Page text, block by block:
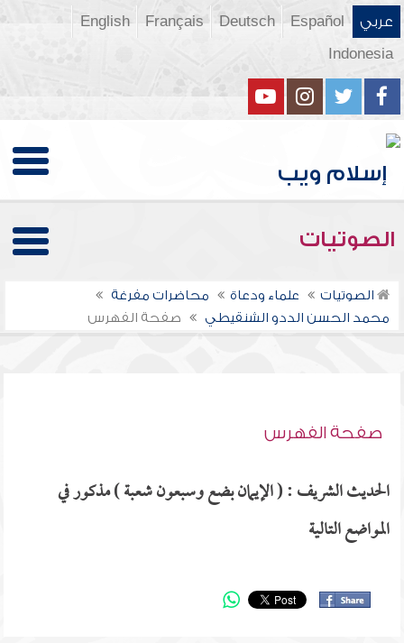
عربي Español
Deutsch
Français
English
Indonesia
الصوتيات
الصوتيات علماء ودعاة
محاضرات مفرغة
محمد الحسن الددو الشنقيطي
صفحة الفهرس
صفحة الفهرس
الحديث الشريف : ( الإيمان بضع وسبعون شعبة ) مذكور في
المواضع التالية